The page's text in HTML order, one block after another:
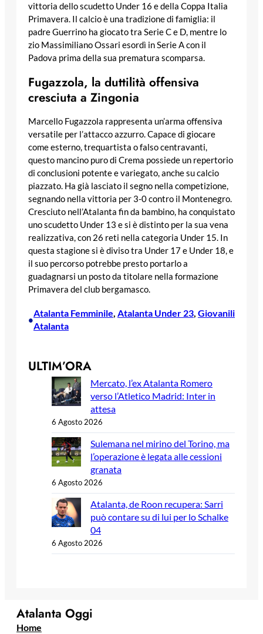
vittoria dello scudetto Under 16 e della Coppa Italia
Primavera. Il calcio è una tradizione di famiglia: il
padre Guerrino ha giocato tra Serie C e D, mentre lo
zio Massimiliano Ossari esordì in Serie A con il
Padova prima della sua prematura scomparsa.
Fugazzola, la duttilità offensiva
cresciuta a Zingonia
Marcello Fugazzola rappresenta un’arma offensiva
versatile per l’attacco azzurro. Capace di giocare
come esterno, trequartista o falso centravanti,
questo mancino puro di Crema possiede un repertorio
di conclusioni potente e variegato, anche su calcio
piazzato. Ha già lasciato il segno nella competizione,
segnando nella vittoria per 3-0 contro il Montenegro.
Cresciuto nell’Atalanta fin da bambino, ha conquistato
uno scudetto Under 13 e si è distinto per la sua vena
realizzativa, con 26 reti nella categoria Under 15. In
questa stagione si è diviso tra Under 17 e Under 18, e
il suo percorso potrebbe presto portarlo a
guadagnarsi un posto da titolare nella formazione
Primavera del club bergamasco.
•
Atalanta Femminile, Atalanta Under 23, Giovanili
Atalanta
ULTIM’ORA
Mercato, l’ex Atalanta Romero
verso l’Atletico Madrid: Inter in
attesa
6 Agosto 2026
Sulemana nel mirino del Torino, ma
l’operazione è legata alle cessioni
granata
6 Agosto 2026
Atalanta, de Roon recupera: Sarri
può contare su di lui per lo Schalke
04
6 Agosto 2026
Atalanta Oggi
Home